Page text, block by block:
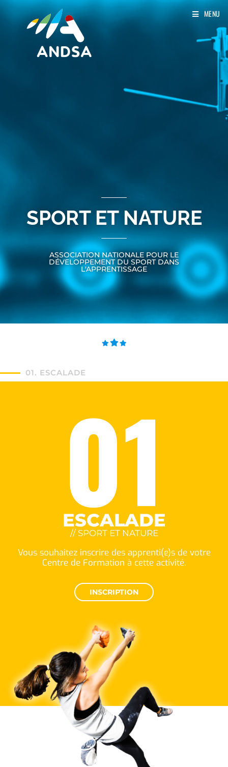
MENU
SPORT ET NATURE
ASSOCIATION NATIONALE POUR LE
DÉVELOPPEMENT DU SPORT DANS
L'APPRENTISSAGE
01. ESCALADE
01
ESCALADE
// SPORT ET NATURE
Vous souhaitez inscrire des apprenti(e)s de votre
Centre de Formation à cette activité.
INSCRIPTION